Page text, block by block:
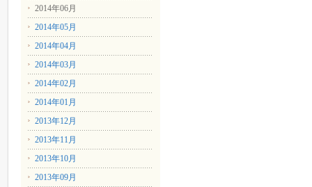
2014年06月
2014年05月
2014年04月
2014年03月
2014年02月
2014年01月
2013年12月
2013年11月
2013年10月
2013年09月